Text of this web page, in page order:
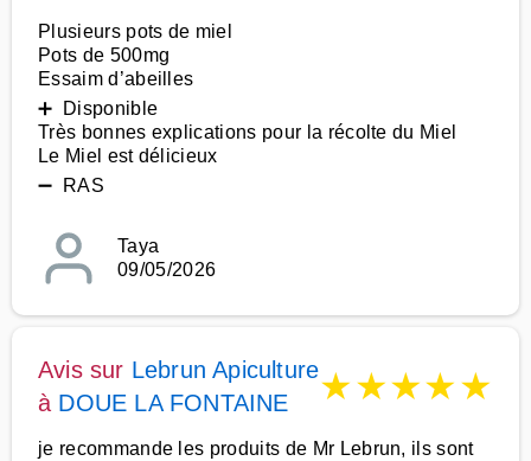
Plusieurs pots de miel
Pots de 500mg
Essaim d’abeilles
➕ Disponible
Très bonnes explications pour la récolte du Miel
Le Miel est délicieux
➖ RAS
Taya
09/05/2026
Avis sur Lebrun Apiculture
à DOUE LA FONTAINE ★★★★★
je recommande les produits de Mr Lebrun, ils sont